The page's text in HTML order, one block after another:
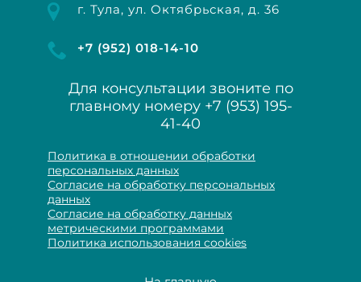
г. Тула, ул. Октябрьская, д. 36
+7 (952) 018-14-10
Для консультации звоните по
главному номеру +7 (953) 195-
41-40
Политика в отношении обработки
персональных данных
Согласие на обработку персональных
данных
Согласие на обработку данных
метрическими программами
Политика использования cookies